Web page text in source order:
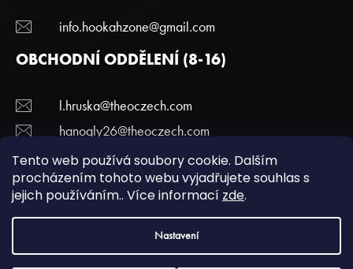
Tento web používá soubory cookie. Dalším
procházením tohoto webu vyjadřujete souhlas s
jejich používáním.. Více informací zde.
Nastavení
info.hookahzone@gmail.com
OBCHODNÍ ODDĚLENÍ (8-16)
l.hruska@theoczech.com
hanogly26@theoczech.com
+420 774 395 836